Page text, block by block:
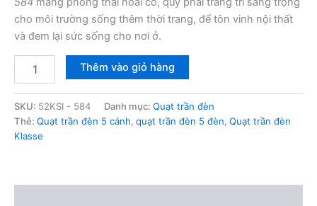
cho môi trường sống thêm thời trang, để tôn vinh nội thất
và đem lại sức sống cho nơi ở.
Klasse
52KSI
-
Thêm vào giỏ hàng
SKU: 52KSI - 584 Danh mục: Quạt trần đèn
Thẻ: Quạt trần đèn 5 cánh, quạt trần đèn 5 đèn, Quạt trần đèn
Klasse